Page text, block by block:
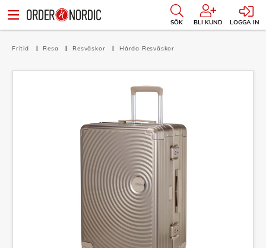
SÖK BLI KUND LOGGA IN
Fritid Resa Resväskor Hårda Resväskor